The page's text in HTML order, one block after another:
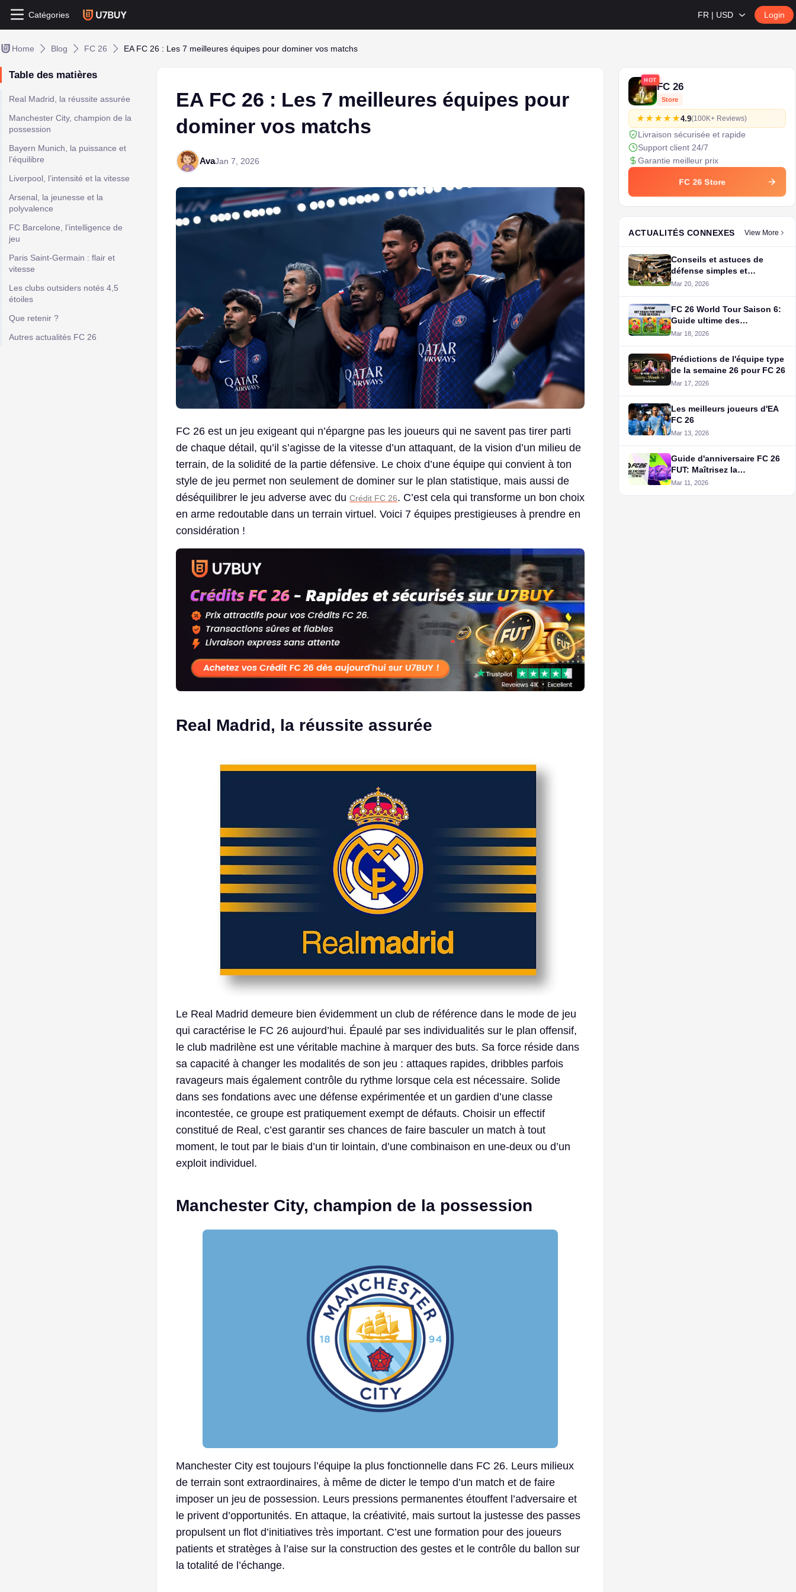
Catégories FR | USD Login
Home Blog FC 26 EA FC 26 : Les 7 meilleures équipes pour dominer vos matchs
Table des matières
Real Madrid, la réussite assurée
Manchester City, champion de la
possession
Bayern Munich, la puissance et
l’équilibre
Liverpool, l’intensité et la vitesse
Arsenal, la jeunesse et la
polyvalence
FC Barcelone, l’intelligence de
jeu
Paris Saint-Germain : flair et
vitesse
Les clubs outsiders notés 4,5
étoiles
Que retenir ?
Autres actualités FC 26
EA FC 26 : Les 7 meilleures équipes pour
dominer vos matchs
AvaJan 7, 2026
FC 26 est un jeu exigeant qui n’épargne pas les joueurs qui ne savent pas tirer parti
de chaque détail, qu’il s’agisse de la vitesse d’un attaquant, de la vision d’un milieu de
terrain, de la solidité de la partie défensive. Le choix d’une équipe qui convient à ton
style de jeu permet non seulement de dominer sur le plan statistique, mais aussi de
déséquilibrer le jeu adverse avec du Crédit FC 26. C’est cela qui transforme un bon choix
en arme redoutable dans un terrain virtuel. Voici 7 équipes prestigieuses à prendre en
considération !
Real Madrid, la réussite assurée
Le Real Madrid demeure bien évidemment un club de référence dans le mode de jeu
qui caractérise le FC 26 aujourd’hui. Épaulé par ses individualités sur le plan offensif,
le club madrilène est une véritable machine à marquer des buts. Sa force réside dans
sa capacité à changer les modalités de son jeu : attaques rapides, dribbles parfois
ravageurs mais également contrôle du rythme lorsque cela est nécessaire. Solide
dans ses fondations avec une défense expérimentée et un gardien d’une classe
incontestée, ce groupe est pratiquement exempt de défauts. Choisir un effectif
constitué de Real, c’est garantir ses chances de faire basculer un match à tout
moment, le tout par le biais d’un tir lointain, d’une combinaison en une-deux ou d’un
exploit individuel.
Manchester City, champion de la possession
Manchester City est toujours l’équipe la plus fonctionnelle dans FC 26. Leurs milieux
de terrain sont extraordinaires, à même de dicter le tempo d’un match et de faire
imposer un jeu de possession. Leurs pressions permanentes étouffent l’adversaire et
le privent d’opportunités. En attaque, la créativité, mais surtout la justesse des passes
propulsent un flot d’initiatives très important. C’est une formation pour des joueurs
patients et stratèges à l’aise sur la construction des gestes et le contrôle du ballon sur
la totalité de l’échange.
HOT
FC 26
Store
4.9(100K+ Reviews)
Livraison sécurisée et rapide
Support client 24/7
Garantie meilleur prix
FC 26 Store
ACTUALITÉS CONNEXES View More
Conseils et astuces de
défense simples et
efficaces pour FC 26
Mar 20, 2026
FC 26 World Tour Saison 6:
Guide ultime des
événements
Mar 18, 2026
Prédictions de l'équipe type
de la semaine 26 pour FC 26
Mar 17, 2026
Les meilleurs joueurs d'EA
FC 26
Mar 13, 2026
Guide d'anniversaire FC 26
FUT: Maîtrisez la
boulangerie
Mar 11, 2026